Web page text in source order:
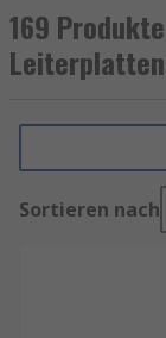
elektrische
Platinen und
Bauweise. Ob
hochwertige
für die
Merkmale von
169
Sortieren nach